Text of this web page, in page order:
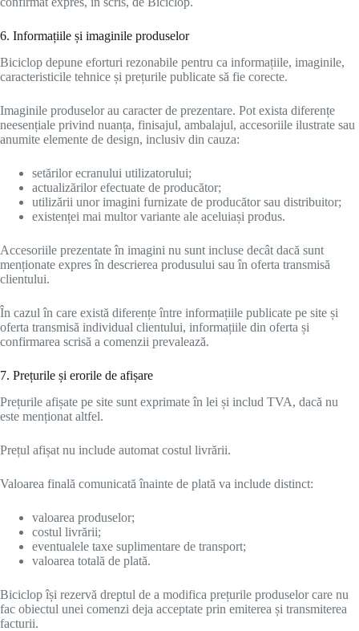
6. Informațiile și imaginile produselor
Biciclop depune eforturi rezonabile pentru ca informațiile, imaginile,
caracteristicile tehnice și prețurile publicate să fie corecte.
Imaginile produselor au caracter de prezentare. Pot exista diferențe
neesențiale privind nuanța, finisajul, ambalajul, accesoriile ilustrate sau
anumite elemente de design, inclusiv din cauza:
setărilor ecranului utilizatorului;
actualizărilor efectuate de producător;
utilizării unor imagini furnizate de producător sau distribuitor;
existenței mai multor variante ale aceluiași produs.
Accesoriile prezentate în imagini nu sunt incluse decât dacă sunt
menționate expres în descrierea produsului sau în oferta transmisă
clientului.
În cazul în care există diferențe între informațiile publicate pe site și
oferta transmisă individual clientului, informațiile din oferta și
confirmarea scrisă a comenzii prevalează.
7. Prețurile și erorile de afișare
Prețurile afișate pe site sunt exprimate în lei și includ TVA, dacă nu
este menționat altfel.
Prețul afișat nu include automat costul livrării.
Valoarea finală comunicată înainte de plată va include distinct:
valoarea produselor;
costul livrării;
eventualele taxe suplimentare de transport;
valoarea totală de plată.
Biciclop își rezervă dreptul de a modifica prețurile produselor care nu
fac obiectul unei comenzi deja acceptate prin emiterea și transmiterea
facturii.